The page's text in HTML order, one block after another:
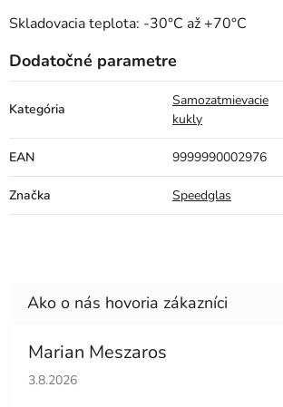
Skladovacia teplota: -30°C až +70°C
Dodatočné parametre
Kategória
Samozatmievacie
kukly
EAN 9999990002976
Značka Speedglas
Marian Meszaros
Hodnotenie obchodu je 5 z 5 hviezdičiek.
3.8.2026